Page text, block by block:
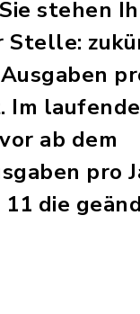
stehen
Stelle:
Im
ab dem
pro
die